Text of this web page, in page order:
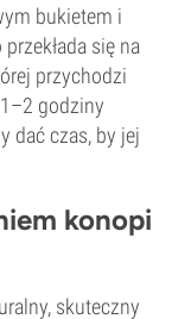
bukietem i
się na
przychodzi
1–2 godziny
dać czas, by jej
konopi
skuteczny